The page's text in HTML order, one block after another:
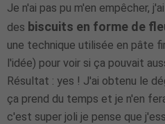
Je n'ai pas pu m'en empêcher,
des biscuits en forme de
une technique utilisée en pâte
l'idée) pour voir si ça pouvait
Résultat : yes ! J'ai obtenu le
ça prend du temps et je n'en
c'est super joli je pense que